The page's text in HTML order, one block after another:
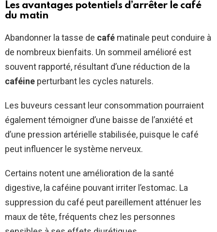
Les avantages potentiels d’arrêter le café
du matin
Abandonner la tasse de café matinale peut conduire à
de nombreux bienfaits. Un sommeil amélioré est
souvent rapporté, résultant d’une réduction de la
caféine perturbant les cycles naturels.
Les buveurs cessant leur consommation pourraient
également témoigner d’une baisse de l’anxiété et
d’une pression artérielle stabilisée, puisque le café
peut influencer le système nerveux.
Certains notent une amélioration de la santé
digestive, la caféine pouvant irriter l’estomac. La
suppression du café peut pareillement atténuer les
maux de tête, fréquents chez les personnes